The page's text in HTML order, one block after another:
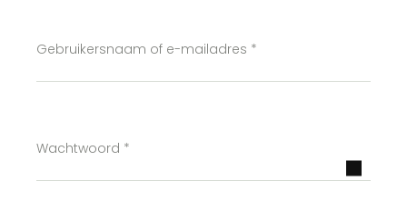
Gebruikersnaam of e-mailadres *
Wachtwoord *